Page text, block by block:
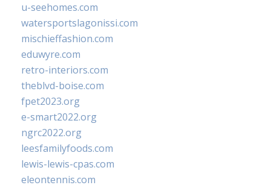
u-seehomes.com
watersportslagonissi.com
mischieffashion.com
eduwyre.com
retro-interiors.com
theblvd-boise.com
fpet2023.org
e-smart2022.org
ngrc2022.org
leesfamilyfoods.com
lewis-lewis-cpas.com
eleontennis.com